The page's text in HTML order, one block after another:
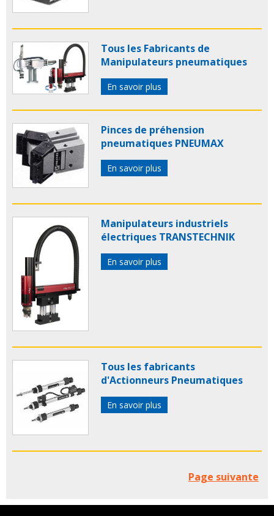
Tous les Fabricants de
Manipulateurs pneumatiques
En savoir plus
Pinces de préhension
pneumatiques PNEUMAX
En savoir plus
Manipulateurs industriels
électriques TRANSTECHNIK
En savoir plus
Tous les fabricants
d'Actionneurs Pneumatiques
En savoir plus
Page suivante